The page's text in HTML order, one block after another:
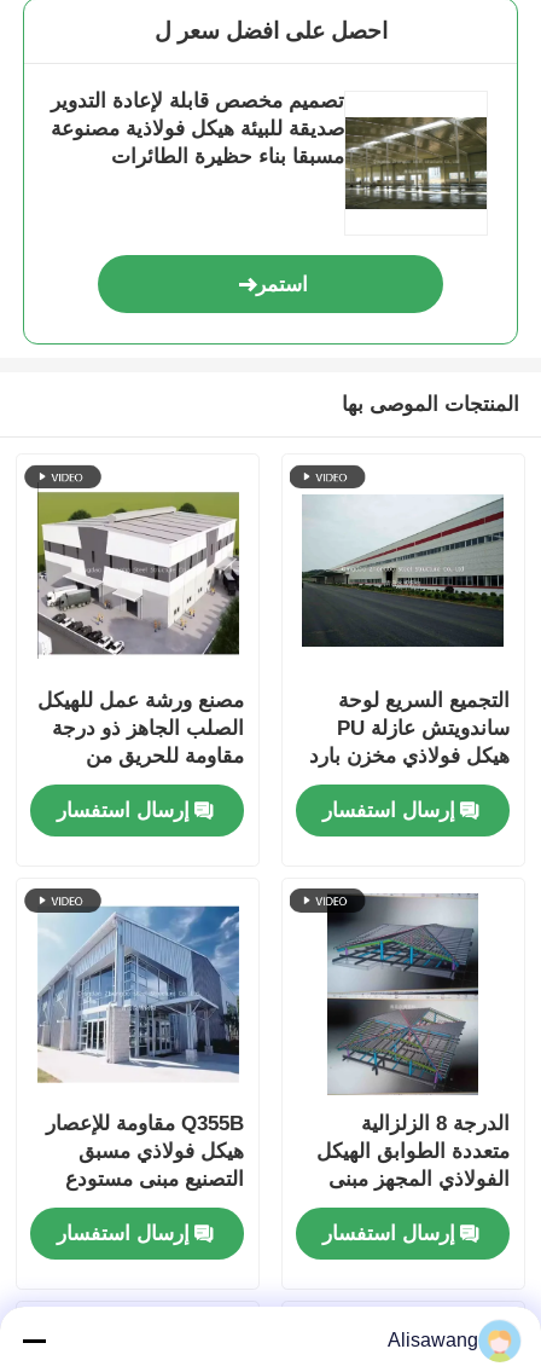
احصل على افضل سعر ل
تصميم مخصص قابلة لإعادة التدوير
صديقة للبيئة هيكل فولاذية مصنوعة
مسبقا بناء حظيرة الطائرات
استمر
المنتجات الموصى بها
التجميع السريع لوحة
ساندويتش عازلة PU
هيكل فولاذي مخزن بارد
مخزن قبل التصميم بناء
اتصال المسامير
إرسال استفسار
مصنع ورشة عمل للهيكل
الصلب الجاهز ذو درجة
مقاومة للحريق من
الدرجة الأولى بعرض 60
مترًا إطار بوابة Q355B
إرسال استفسار
الدرجة 8 الزلزالية
متعددة الطوابق الهيكل
الفولاذي المجهز مبنى
المكاتب الفندق بناء إطار
المدرسةإرسال استفسار
Q355B مقاومة للإعصار
هيكل فولاذي مسبق
التصنيع مبنى مستودع
هيكل محمص بالوقود
الساخنإرسال استفسار
Alisawang